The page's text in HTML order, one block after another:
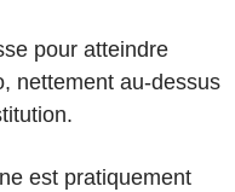
pour atteindre
nettement au-dessus
est pratiquement